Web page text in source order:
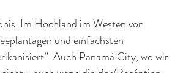
Im Hochland im Westen von
und einfachsten
Auch Panamá City, wo wir